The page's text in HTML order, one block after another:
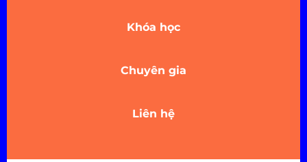
Khóa học
Chuyên gia
Liên hệ